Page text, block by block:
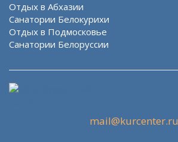
Отдых в Абхазии
Санатории Белокурихи
Отдых в Подмосковье
Санатории Белоруссии
mail@kurcenter.ru